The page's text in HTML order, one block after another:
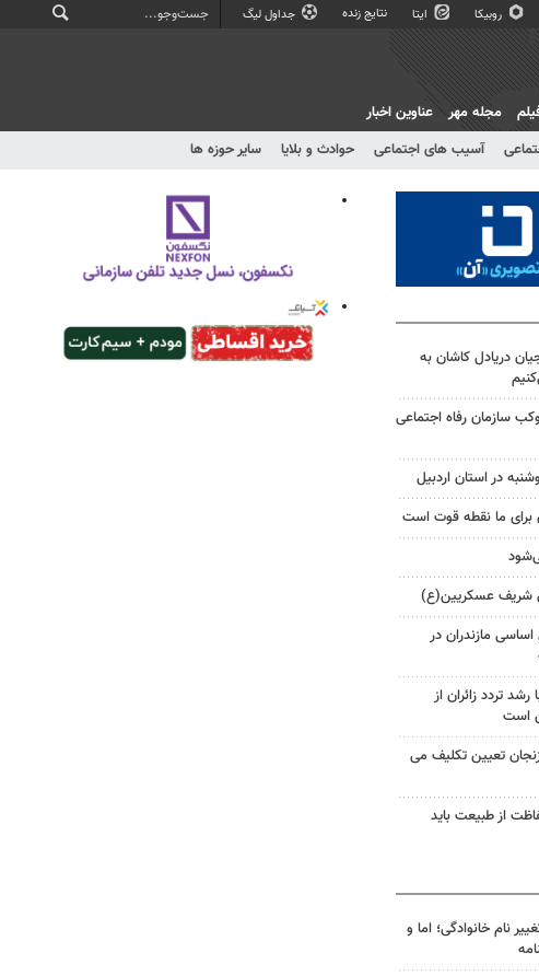
روبیکا ایتا نتایج زنده جداول لیگ
آسیب های اجتماعی حوادث و بلایا سایر حوزه ها
مجله مهر عناوین اخبار
دریادل کاشان به
سازمان رفاه اجتماعی
در استان اردبیل
برای ما نقطه قوت است
شریف عسکریین(ع)
اساسی مازندران در
تردد زائران از
است
تعیین تکلیف می
از طبیعت باید
نام خانوادگی؛ اما و